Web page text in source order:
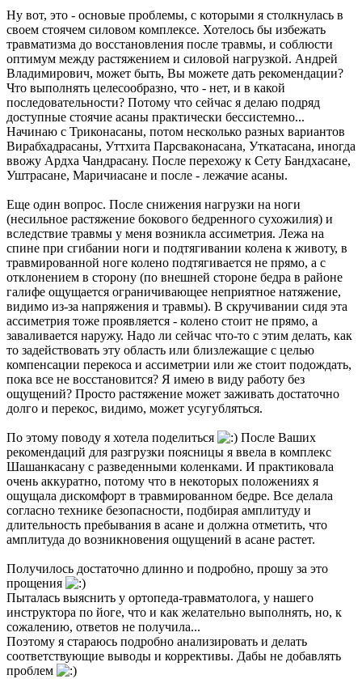
Ну вот, это - основые проблемы, с которыми я столкнулась в
своем стоячем силовом комплексе. Хотелось бы избежать
травматизма до восстановления после травмы, и соблюсти
оптимум между растяжением и силовой нагрузкой. Андрей
Владимирович, может быть, Вы можете дать рекомендации?
Что выполнять целесообразно, что - нет, и в какой
последовательности? Потому что сейчас я делаю подряд
доступные стоячие асаны практически бессистемно...
Начинаю с Триконасаны, потом несколько разных вариантов
Вирабхадрасаны, Уттхита Парсваконасана, Уткатасана, иногда
ввожу Ардха Чандрасану. После перехожу к Сету Бандхасане,
Уштрасане, Маричиасане и после - лежачие асаны.
Еще один вопрос. После снижения нагрузки на ноги
(несильное растяжение бокового бедренного сухожилия) и
вследствие травмы у меня возникла ассиметрия. Лежа на
спине при сгибании ноги и подтягивании колена к животу, в
травмированной ноге колено подтягивается не прямо, а с
отклонением в сторону (по внешней стороне бедра в районе
галифе ощущается ограничивающее неприятное натяжение,
видимо из-за напряжения и травмы). В скручивании сидя эта
ассиметрия тоже проявляется - колено стоит не прямо, а
заваливается наружу. Надо ли сейчас что-то с этим делать, как
то задействовать эту область или близлежащие с целью
компенсации перекоса и ассиметрии или же стоит подождать,
пока все не восстановится? Я имею в виду работу без
ощущений? Просто растяжение может заживать достаточно
долго и перекос, видимо, может усугубляться.
По этому поводу я хотела поделиться
После Ваших
рекомендаций для разгрузки поясницы я ввела в комплекс
Шашанкасану с разведенными коленками. И практиковала
очень аккуратно, потому что в некоторых положениях я
ощущала дискомфорт в травмированном бедре. Все делала
согласно технике безопасности, подбирая амплитуду и
длительность пребывания в асане и должна отметить, что
амплитуда до возникновения ощущений в асане растет.
Получилось достаточно длинно и подробно, прошу за это
прощения
Пыталась выяснить у ортопеда-травматолога, у нашего
инструктора по йоге, что и как желательно выполнять, но, к
сожалению, ответов не получила...
Поэтому я стараюсь подробно анализировать и делать
соответствующие выводы и коррективы. Дабы не добавлять
проблем